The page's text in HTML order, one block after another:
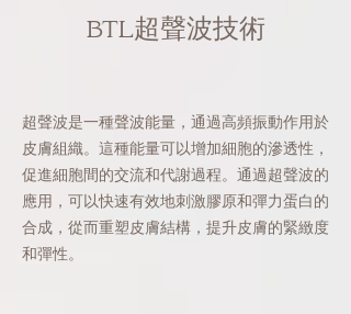
BTL超聲波技術
超聲波是一種聲波能量，通過高頻振動作用於
皮膚組織。這種能量可以增加細胞的滲透性，
促進細胞間的交流和代謝過程。通過超聲波的
應用，可以快速有效地刺激膠原和彈力蛋白的
合成，從而重塑皮膚結構，提升皮膚的緊緻度
和彈性。